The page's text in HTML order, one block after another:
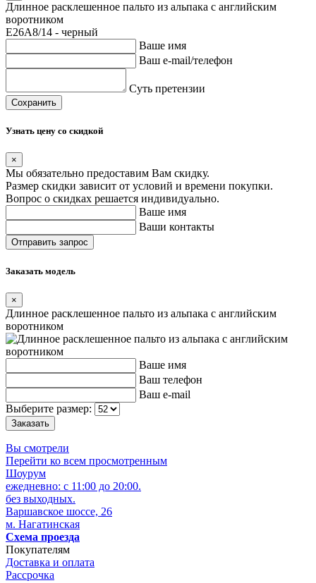
Длинное расклешенное пальто из альпака с английским
воротником
E26A8/14 - черный
Ваше имя
Ваш e-mail/телефон
Суть претензии
Сохранить
Узнать цену со скидкой
×
Мы обязательно предоставим Вам скидку.
Размер скидки зависит от условий и времени покупки.
Вопрос о скидках решается индивидуально.
Ваше имя
Ваши контакты
Заказать модель
×
Длинное расклешенное пальто из альпака с английским
воротником
Ваше имя
Ваш телефон
Ваш e-mail
Выберите размер:
Вы смотрели
Перейти ко всем просмотренным
Шоурум
ежедневно: с 11:00 до 20:00.
без выходных.
Варшавское шоссе, 26
м. Нагатинская
Схема проезда
Покупателям
Доставка и оплата
Рассрочка